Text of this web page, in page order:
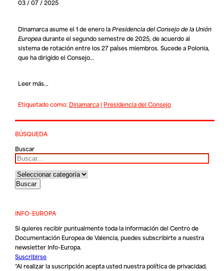
03 / 07 / 2025
Dinamarcaasume el 1 de enero laPresidencia del Consejo de la Unión
Europeadurante el segundo semestre de 2025, de acuerdo al
sistema de rotación entre los 27 países miembros. Sucede a Polonia,
que ha dirigido el Consejo…
Leer más...
Etiquetado como: Dinamarca| Presidencia del Consejo
BÚSQUEDA
Buscar
INFO-EUROPA
Si quieres recibir puntualmente toda la información del Centro de
Documentación Europea de Valencia, puedes subscribirte a nuestra
newsletter Info-Europa.
Suscribirse
*Al realizar la suscripción acepta usted nuestrapolítica de privacidad.